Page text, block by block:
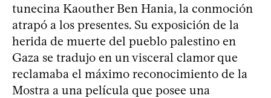
tunecina Kaouther Ben Hania, la conmoción
atrapó a los presentes. Su exposición de la
herida de muerte del pueblo palestino en
Gaza se tradujo en un visceral clamor que
reclamaba el máximo reconocimiento de la
Mostra a una película que posee una